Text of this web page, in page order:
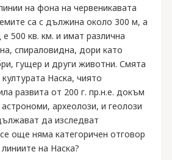
на фона на червеникавата
са с дължина около 300 м, а
500 кв. км. и имат различна
спираловидна, дори като
гущер и други животни. Смята
Наска, чиято
развита от 200 г. пр.н.е. докъм
археолози, и геолози
да изследват
още няма категоричен отговор
на Наска?